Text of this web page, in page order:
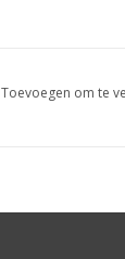
Toevoegen om te